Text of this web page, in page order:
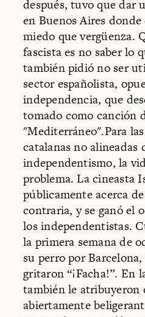
después, tuvo que dar
en Buenos Aires
miedo que vergüenza.
fascista es no saber lo
también pidió no ser
sector españolista,
independencia, que
tomado como canción
"Mediterráneo".Para
catalanas no alineadas
independentismo, la
problema. La cineasta
públicamente acerca
contraria, y se ganó el
los independentistas.
la primera semana de
su perro por
gritaron “¡Facha!”. En
también le atribuyeron
abiertamente